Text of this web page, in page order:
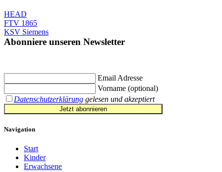
HEAD
FTV 1865
KSV Siemens
Abonniere unseren Newsletter
Email Adresse
Vorname (optional)
Datenschutzerklärung gelesen und akzeptiert
Jetzt abonnieren
Navigation
Start
Kinder
Erwachsene